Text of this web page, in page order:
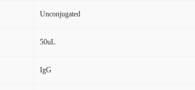
Unconjugated
50uL
IgG